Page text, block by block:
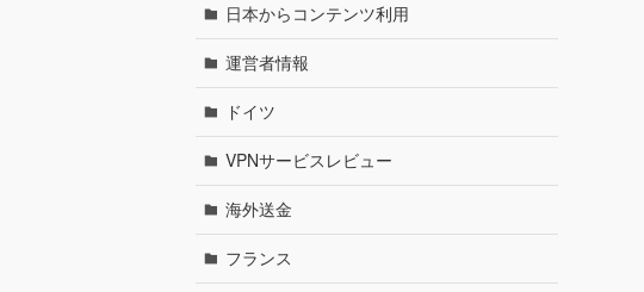
日本からコンテンツ利用
運営者情報
ドイツ
VPNサービスレビュー
海外送金
フランス